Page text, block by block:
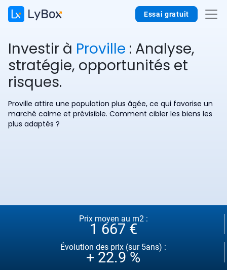
Essai gratuit
Investir à Proville : Analyse,
stratégie, opportunités et
risques.
Proville attire une population plus âgée, ce qui favorise un
marché calme et prévisible. Comment cibler les biens les
plus adaptés ?
Prix moyen au m2 :
1 667 €
Évolution des prix (sur 5ans) :
+ 22.9 %